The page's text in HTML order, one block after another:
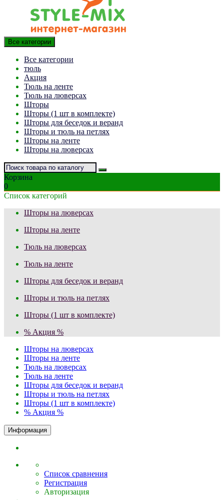
Все категории
Все категории
тюль
Акция
Тюль на ленте
Тюль на люверсах
Шторы
Шторы (1 шт в комплекте)
Шторы для беседок и веранд
Шторы и тюль на петлях
Шторы на ленте
Шторы на люверсах
Корзина
0
Список категорий
Шторы на люверсах
Шторы на ленте
Тюль на люверсах
Тюль на ленте
Шторы для беседок и веранд
Шторы и тюль на петлях
Шторы (1 шт в комплекте)
% Акция %
Шторы на люверсах
Шторы на ленте
Тюль на люверсах
Тюль на ленте
Шторы для беседок и веранд
Шторы и тюль на петлях
Шторы (1 шт в комплекте)
% Акция %
Информация
Список сравнения
Регистрация
Авторизация